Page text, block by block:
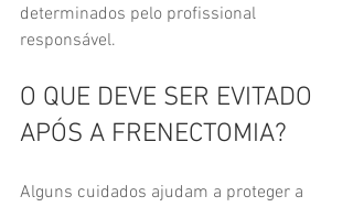
determinados pelo profissional
responsável.
O QUE DEVE SER EVITADO
APÓS A FRENECTOMIA?
Alguns cuidados ajudam a proteger a